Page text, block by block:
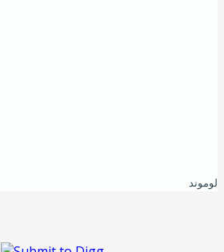
نقشه از
لوموند